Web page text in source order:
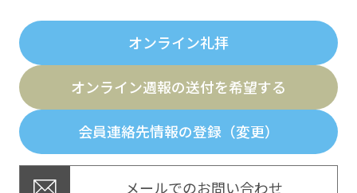
オンライン礼拝
オンライン週報の送付を希望する
会員連絡先情報の登録（変更）
メールでのお問い合わせ